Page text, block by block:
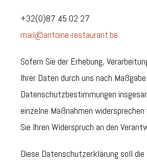
+32(0)87 45 02 27
mail@antoine-restaurant.be
Sofern Sie der Erhebung,
Ihrer Daten durch uns nach
Datenschutzbestimmungen
einzelne Maßnahmen
Sie Ihren Widerspruch an den
Diese Datenschutzerklärung soll